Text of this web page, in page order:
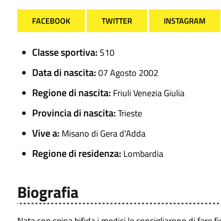
FACEBOOK TWITTER INSTAGRAM
Classe sportiva: S10
Data di nascita:07 Agosto 2002
Regione di nascita: Friuli Venezia Giulia
Provincia di nascita:Trieste
Vive a: Misano di Gera d'Adda
Regione di residenza: Lombardia
Biografia